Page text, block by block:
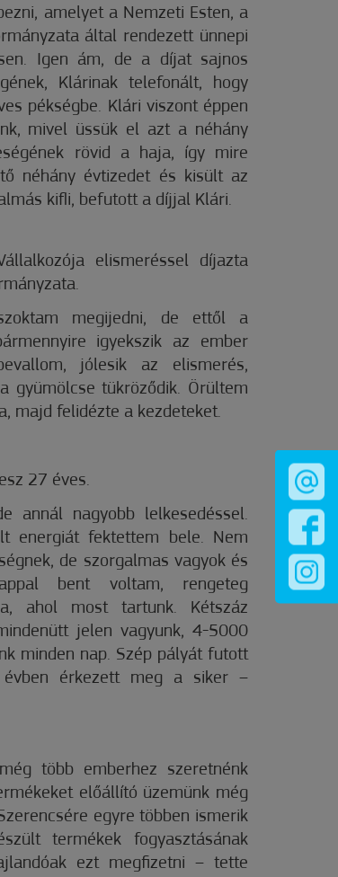
amelyet a Nemzeti Esten, a
által rendezett ünnepi
Igen ám, de a díjat sajnos
Klárinak telefonált, hogy
pékségbe. Klári viszont éppen
mivel üssük el azt a néhány
rövid a haja, így mire
néhány évtizedet és kisült az
kifli, befutott a díjjal Klári.
elismeréssel díjazta
megijedni, de ettől a
igyekszik az ember
jólesik az elismerés,
gyümölcse tükröződik. Örültem
majd felidézte a kezdeteket.
27 éves.
annál nagyobb lelkesedéssel.
energiát fektettem bele. Nem
de szorgalmas vagyok és
bent voltam, rengeteg
ahol most tartunk. Kétszáz
jelen vagyunk, 4-5000
minden nap. Szép pályát futott
érkezett meg a siker –
több emberhez szeretnénk
előállító üzemünk még
egyre többen ismerik
termékek fogyasztásának
ezt megfizetni – tette